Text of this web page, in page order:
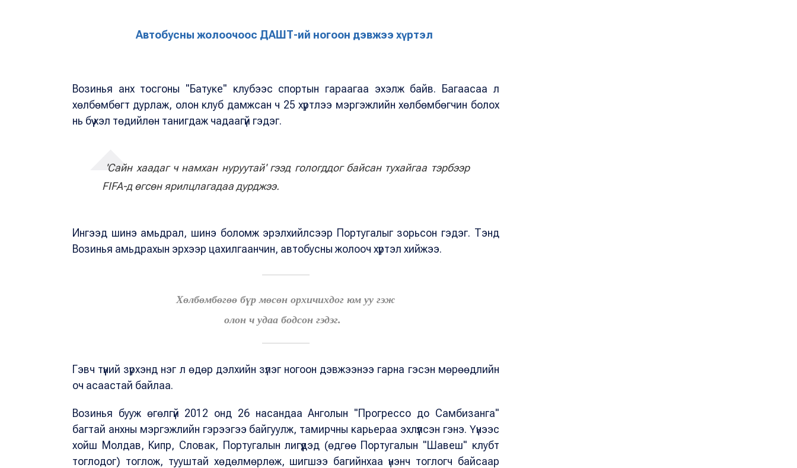
Автобусны жолоочоос ДАШТ-ий ногоон дэвжээ хүртэл
Возинья анх тосгоны "Батуке" клубээс спортын гараагаа эхэлж байв. Багаасаа л
хөлбөмбөгт дурлаж, олон клуб дамжсан ч 25 хүртлээ мэргэжлийн хөлбөмбөгчин болох
нь бүү хэл төдийлөн танигдаж чадаагүй гэдэг.
'Сайн хаадаг ч намхан нуруутай' гээд гологддог байсан тухайгаа тэрбээр
FIFA-д өгсөн ярилцлагадаа дурджээ.
Ингээд шинэ амьдрал, шинэ боломж эрэлхийлсээр Португалыг зорьсон гэдэг. Тэнд
Возинья амьдрахын эрхээр цахилгаанчин, автобусны жолооч хүртэл хийжээ.
Хөлбөмбөгөө бүр мөсөн орхичихдог юм уу гэж
олон ч удаа бодсон гэдэг.
Гэвч түүний зүрхэнд нэг л өдөр дэлхийн зүлэг ногоон дэвжээнээ гарна гэсэн мөрөөдлийн
оч асаастай байлаа.
Возинья бууж өгөлгүй 2012 онд 26 насандаа Анголын "Прогрессо до Самбизанга"
багтай анхны мэргэжлийн гэрээгээ байгуулж, тамирчны карьераа эхлүүлсэн гэнэ. Үүнээс
хойш Молдав, Кипр, Словак, Португалын лигүүдэд (өдгөө Португалын "Шавеш" клубт
тоглодог) тоглож, тууштай хөдөлмөрлөж, шигшээ багийнхаа үнэнч тоглогч байсаар